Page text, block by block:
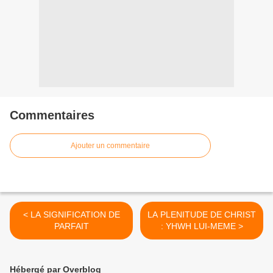
Commentaires
Ajouter un commentaire
< LA SIGNIFICATION DE
PARFAIT
LA PLENITUDE DE CHRIST
: YHWH LUI-MEME >
Hébergé par Overblog